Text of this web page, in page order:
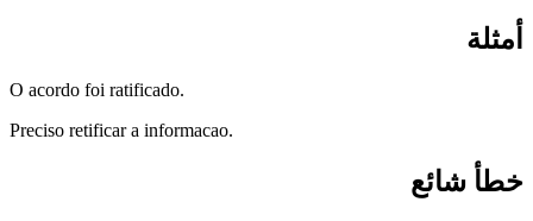
أمثلة
O acordo foi ratificado.
Preciso retificar a informacao.
خطأ شائع